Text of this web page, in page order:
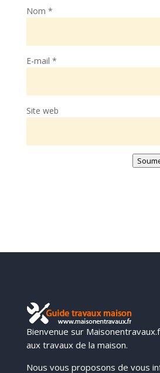
Nom *
E-mail *
Site web
Bienvenue sur
aux travaux de la maison.
Nous vous proposons de vous